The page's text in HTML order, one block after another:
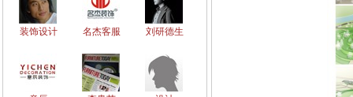
装饰设计 名杰客服 刘研德生